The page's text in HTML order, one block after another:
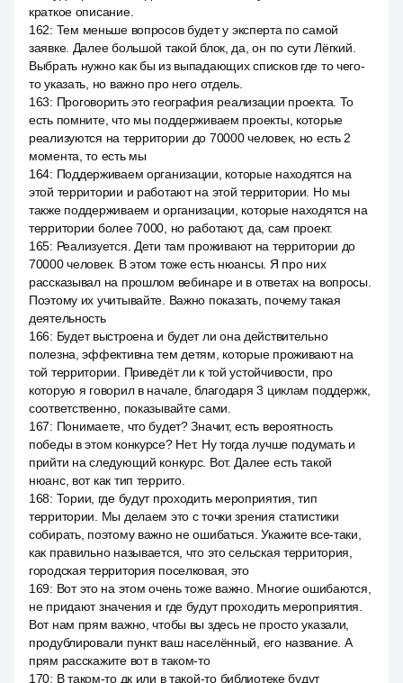
краткое описание.
162: Тем меньше вопросов будет у эксперта по самой
заявке. Далее большой такой блок, да, он по сути Лёгкий.
Выбрать нужно как бы из выпадающих списков где то чего-
то указать, но важно про него отдель.
163: Проговорить это география реализации проекта. То
есть помните, что мы поддерживаем проекты, которые
реализуются на территории до 70000 человек, но есть 2
момента, то есть мы
164: Поддерживаем организации, которые находятся на
этой территории и работают на этой территории. Но мы
также поддерживаем и организации, которые находятся на
территории более 7000, но работают, да, сам проект.
165: Реализуется. Дети там проживают на территории до
70000 человек. В этом тоже есть нюансы. Я про них
рассказывал на прошлом вебинаре и в ответах на вопросы.
Поэтому их учитывайте. Важно показать, почему такая
деятельность
166: Будет выстроена и будет ли она действительно
полезна, эффективна тем детям, которые проживают на
той территории. Приведёт ли к той устойчивости, про
которую я говорил в начале, благодаря 3 циклам поддержк,
соответственно, показывайте сами.
167: Понимаете, что будет? Значит, есть вероятность
победы в этом конкурсе? Нет. Ну тогда лучше подумать и
прийти на следующий конкурс. Вот. Далее есть такой
нюанс, вот как тип террито.
168: Тории, где будут проходить мероприятия, тип
территории. Мы делаем это с точки зрения статистики
собирать, поэтому важно не ошибаться. Укажите все-таки,
как правильно называется, что это сельская территория,
городская территория поселковая, это
169: Вот это на этом очень тоже важно. Многие ошибаются,
не придают значения и где будут проходить мероприятия.
Вот нам прям важно, чтобы вы здесь не просто указали,
продублировали пункт ваш населённый, его название. А
прям расскажите вот в таком-то
170: В таком-то дк или в такой-то библиотеке будут